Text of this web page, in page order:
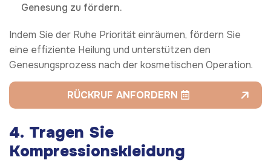
Genesung zu fördern.
Indem Sie der Ruhe Priorität einräumen, fördern Sie
eine effiziente Heilung und unterstützen den
Genesungsprozess nach der kosmetischen Operation.
RÜCKRUF ANFORDERN
4. Tragen Sie
Kompressionskleidung